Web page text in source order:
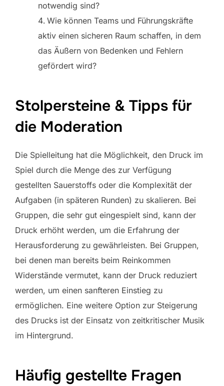
notwendig sind?
Wie können Teams und Führungskräfte
aktiv einen sicheren Raum schaffen, in dem
das Äußern von Bedenken und Fehlern
gefördert wird?
Stolpersteine & Tipps für
die Moderation
Die Spielleitung hat die Möglichkeit, den Druck im
Spiel durch die Menge des zur Verfügung
gestellten Sauerstoffs oder die Komplexität der
Aufgaben (in späteren Runden) zu skalieren. Bei
Gruppen, die sehr gut eingespielt sind, kann der
Druck erhöht werden, um die Erfahrung der
Herausforderung zu gewährleisten. Bei Gruppen,
bei denen man bereits beim Reinkommen
Widerstände vermutet, kann der Druck reduziert
werden, um einen sanfteren Einstieg zu
ermöglichen. Eine weitere Option zur Steigerung
des Drucks ist der Einsatz von zeitkritischer Musik
im Hintergrund.
Häufig gestellte Fragen